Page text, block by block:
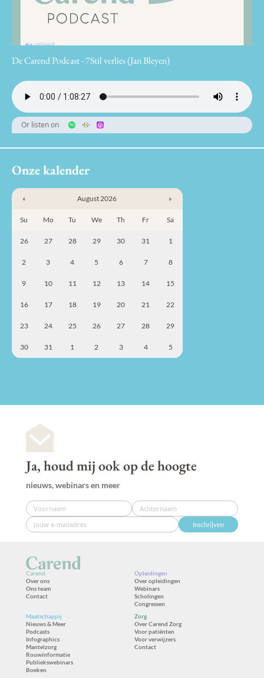
De Carend Podcast - 7Stil verlies (Jan Bleyen)
Or listen on
Onze kalender
« August 2026 »
Su Mo Tu We Th Fr Sa
26 27 28 29 30 31 1
2 3 4 5 6 7 8
9 10 11 12 13 14 15
16 17 18 19 20 21 22
23 24 25 26 27 28 29
30 31 1 2 3 4 5
Ja, houd mij ook op de hoogte
nieuws, webinars en meer
Inschrijven
Carend
Over ons
Ons team
Contact
Opleidingen
Over opleidingen
Webinars
Scholingen
Congressen
Maatschappij
Nieuws & Meer
Podcasts
Infographics
Mantelzorg
Rouwinformatie
Publiekswebinars
Boeken
Zorg
Over Carend Zorg
Voor patiënten
Voor verwijzers
Contact